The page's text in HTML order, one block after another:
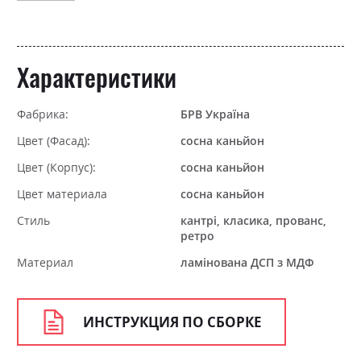
Характеристики
Фабрика:
БРВ Україна
Цвет (Фасад):
сосна каньйон
Цвет (Корпус):
сосна каньйон
Цвет материала
сосна каньйон
Стиль
кантрі, класика, прованс,
ретро
Материал
ламінована ДСП з МДФ
ИНСТРУКЦИЯ ПО СБОРКЕ